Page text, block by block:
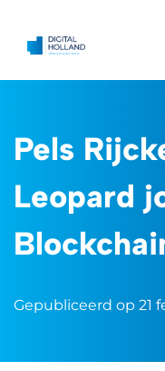
Pels
Leopard
Gepubliceerd op 21